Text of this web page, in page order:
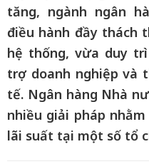
tăng, ngành ngân
điều hành đầy thách
hệ thống, vừa duy
trợ doanh nghiệp và
tế. Ngân hàng Nhà
nhiều giải pháp
lãi suất tại một số tổ